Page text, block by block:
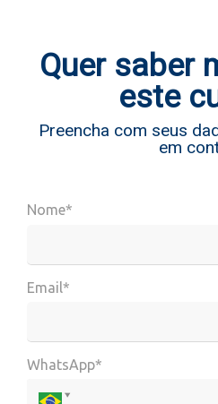
Quer saber
este
Preencha com seus
em
Nome*
Email*
WhatsApp*